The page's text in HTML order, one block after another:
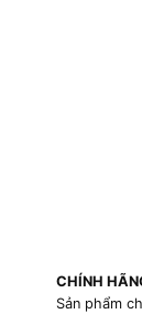
CHÍNH
Sản phẩm